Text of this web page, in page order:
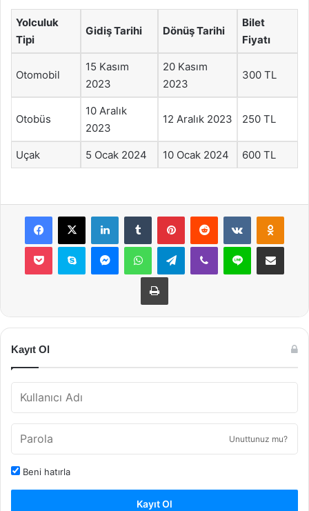
Yolculuk
Tipi
Gidiş Tarihi Dönüş Tarihi
Bilet
Fiyatı
Otomobil
15 Kasım
2023
20 Kasım
2023
300 TL
Otobüs
10 Aralık
2023
12 Aralık 2023 250 TL
Uçak 5 Ocak 2024 10 Ocak 2024 600 TL
Facebook
X LinkedInTumblr PinterestReddit VKontakte
Pocket Skype MessengerWhatsAppTelegramViber Line E-Posta ile
Yazdır
Kayıt Ol
Unuttunuz mu?
Beni hatırla
Kayıt Ol